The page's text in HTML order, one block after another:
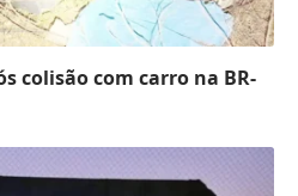
colisão com carro na BR-